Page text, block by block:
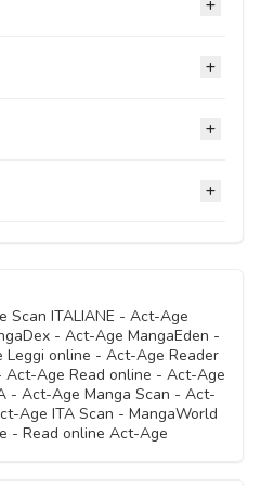
11 Novembre 2020
11 Novembre 2020
11 Novembre 2020
11 Novembre 2020
11 Novembre 2020
11 Novembre 2020
11 Novembre 2020
11 Novembre 2020
11 Novembre 2020
11 Novembre 2020
11 Novembre 2020
11 Novembre 2020
11 Novembre 2020
Scan ITALIANE - Act-Age
- Act-Age MangaEden -
online - Act-Age Reader
Age Read online - Act-Age
- Act-Age Manga Scan - Act-
Age ITA Scan - MangaWorld
- Read online Act-Age